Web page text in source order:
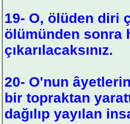
19- O, ölüden diri
ölümünden sonra
çıkarılacaksınız.
20- O'nun
bir topraktan
dağılıp yayılan